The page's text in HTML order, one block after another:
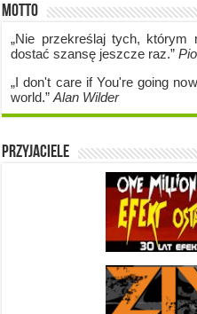
Motto
„Nie przekreślaj tych, którym
dostać szansę jeszcze raz.”
„I don't care if You're going no
world.”Alan Wilder
Przyjaciele